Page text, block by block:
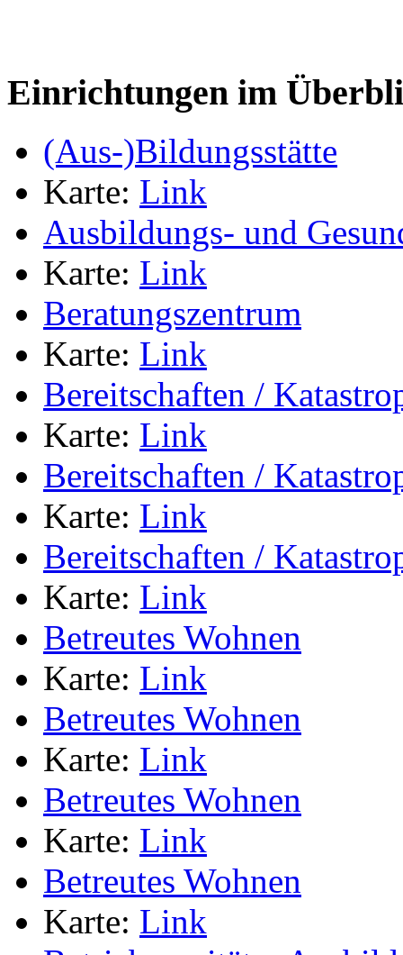
Einrichtungen im
(Aus-)Bildungsstätte
Karte: Link
Ausbildungs- und
Karte: Link
Beratungszentrum
Karte: Link
Bereitschaften /
Karte: Link
Bereitschaften /
Karte: Link
Bereitschaften /
Karte: Link
Betreutes Wohnen
Karte: Link
Betreutes Wohnen
Karte: Link
Betreutes Wohnen
Karte: Link
Betreutes Wohnen
Karte: Link